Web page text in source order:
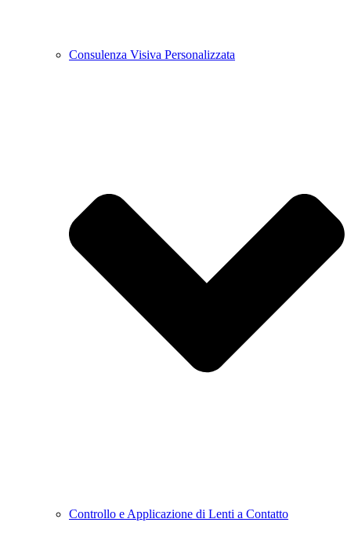
Consulenza Visiva Personalizzata
Controllo e Applicazione di Lenti a Contatto